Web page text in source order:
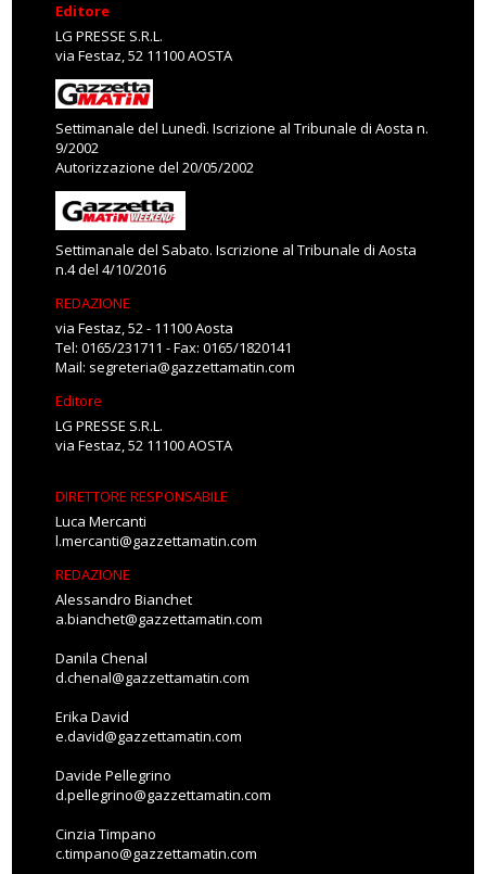
Editore
LG PRESSE S.R.L.
via Festaz, 52 11100 AOSTA
Settimanale del Lunedì. Iscrizione al Tribunale di Aosta n.
9/2002
Autorizzazione del 20/05/2002
Settimanale del Sabato. Iscrizione al Tribunale di Aosta
n.4 del 4/10/2016
REDAZIONE
via Festaz, 52 - 11100 Aosta
Tel: 0165/231711 - Fax: 0165/1820141
Mail: segreteria@gazzettamatin.com
Editore
LG PRESSE S.R.L.
via Festaz, 52 11100 AOSTA
DIRETTORE RESPONSABILE
Luca Mercanti
l.mercanti@gazzettamatin.com
REDAZIONE
Alessandro Bianchet
a.bianchet@gazzettamatin.com
Danila Chenal
d.chenal@gazzettamatin.com
Erika David
e.david@gazzettamatin.com
Davide Pellegrino
d.pellegrino@gazzettamatin.com
Cinzia Timpano
c.timpano@gazzettamatin.com